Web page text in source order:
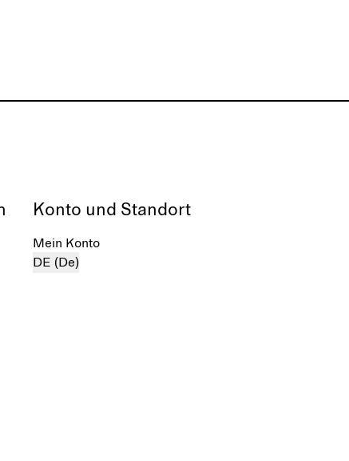
Konto und Standort
Mein Konto
DE (De)